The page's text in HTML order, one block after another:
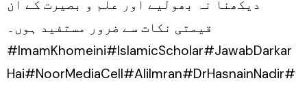
دیکھنا نہ بھولیے اور علم و بصیرت کے ان
قیمتی نکات سے ضرور مستفید ہوں۔
#ImamKhomeini#IslamicScholar#JawabDarkar
Hai#NoorMediaCell#AliImran#DrHasnainNadir#